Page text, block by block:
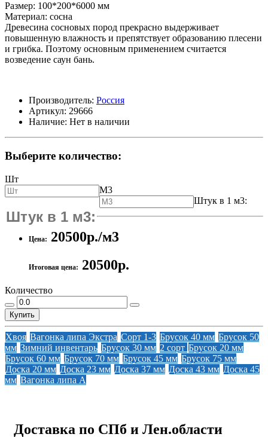
Размер: 100*200*6000 мм
Материал: сосна
Древесина сосновых пород прекрасно выдерживает
повышенную влажность и препятствует образованию плесени
и грибка. Поэтому основным применением считается
возведение саун бань.
Производитель: Россия
Артикул: 29666
Наличие: Нет в наличии
Выберите количество:
Шт
М3
Штук в 1 м3:
Цена: 20500р./м3
Итоговая цена: 20500р.
Количество
Купить
Хвоя Вагонка липа Экстра Сорт 1-3 Брусок 40 мм Брусок 50
мм Зимний инвентарь Брусок 30 мм 2 сорт Брусок 20 мм
Брусок 60 мм Брусок 70 мм Брусок 45 мм Брусок 75 мм
Доска 20 мм Доска 23 мм Доска 37 мм Доска 43 мм Доска 45
мм Вагонка липа А
Доставка по СПб и Лен.области